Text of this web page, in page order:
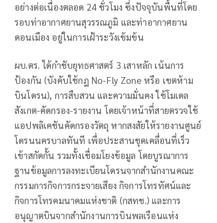
อย่างต่อเนื่องตลอด 24 ชั่วโมง ซึ่งปัจจุบันพื้นที่โดย
รอบท่าอากาศยานสุวรรณภูมิ และท่าอากาศยาน
ดอนเมือง อยู่ในการเฝ้าระวังเข้มข้น
ผบ.ตร. ได้กำชับยุทธศาสตร์ 3 เสาหลัก เน้นการ
ป้องกัน (บังคับใช้กฎ No-Fly Zone หรือ เขตห้าม
บินโดรน), การสืบสวน และความมั่นคง ใช้โมเดล
สังเกต-คัดกรอง-รายงาน โดยเจ้าหน้าที่สายตรวจใช้
แอปพลิเคชันคัดกรองวัตถุ หากสงสัยให้รายงานศูนย์
โดรนนครบาลทันที เพื่อประสานชุดเคลื่อนที่เร็ว
เข้าสกัดกั้น รวมทั้งเชื่อมโยงข้อมูล โดยบูรณาการ
ฐานข้อมูลการลงทะเบียนโดรนจากสำนักงานคณะ
กรรมการกิจการกระจายเสียง กิจการโทรทัศน์และ
กิจการโทรคมนาคมแห่งชาติ (กสทช.) และการ
อนุญาตบินจากสำนักงานการบินพลเรือนแห่ง